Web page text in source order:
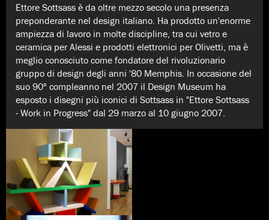
Ettore Sottsass è da oltre mezzo secolo una presenza
preponderante nel design italiano. Ha prodotto un'enorme
ampiezza di lavoro in molte discipline, tra cui vetro e
ceramica per Alessi e prodotti elettronici per Olivetti, ma è
meglio conosciuto come fondatore del rivoluzionario
gruppo di design degli anni '80 Memphis. In occasione del
suo 90º compleanno nel 2007 il Design Museum ha
esposto i disegni più iconici di Sottsass in "Ettore Sottsass
- Work in Progress" dal 29 marzo al 10 giugno 2007.